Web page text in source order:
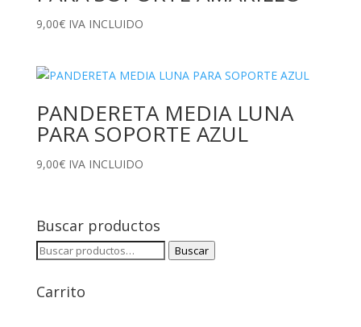
9,00€ IVA INCLUIDO
PANDERETA MEDIA LUNA
PARA SOPORTE AZUL
9,00€ IVA INCLUIDO
Buscar productos
Buscar
Buscar
Carrito